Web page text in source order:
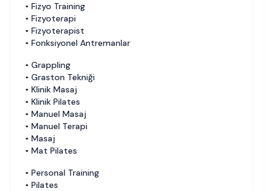
• Fizyo Training
• Fizyoterapi
• Fizyoterapist
• Fonksiyonel Antremanlar
• Grappling
• Graston Tekniği
• Klinik Masaj
• Klinik Pilates
• Manuel Masaj
• Manuel Terapi
• Masaj
• Mat Pilates
• Personal Training
• Pilates